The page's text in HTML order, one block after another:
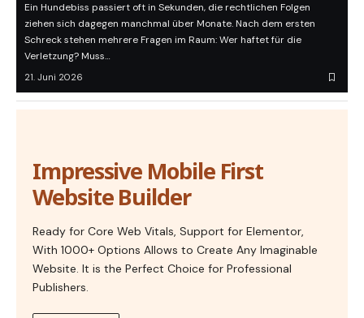
Ein Hundebiss passiert oft in Sekunden, die rechtlichen Folgen
ziehen sich dagegen manchmal über Monate. Nach dem ersten
Schreck stehen mehrere Fragen im Raum: Wer haftet für die
Verletzung? Muss…
21. Juni 2026
Impressive Mobile First
Website Builder
Ready for Core Web Vitals, Support for Elementor,
With 1000+ Options Allows to Create Any Imaginable
Website. It is the Perfect Choice for Professional
Publishers.